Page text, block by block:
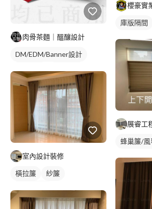
肉骨茶麵｜醞釀設計
DM/EDM/Banner設計
室內設計裝修
橫拉簾
紗簾
櫻豪實
庫版隔間
展睿工
蜂巢簾/